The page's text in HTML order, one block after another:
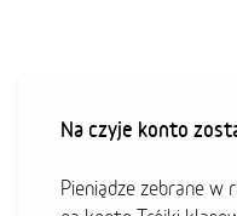
Na czyje konto
Pieniądze zebrane w